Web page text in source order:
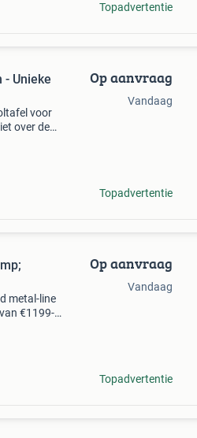
Topadvertentie
Unieke
voor
over de
Op aanvraag
Vandaag
Topadvertentie
metal-line
€1199-
Op aanvraag
Vandaag
Topadvertentie